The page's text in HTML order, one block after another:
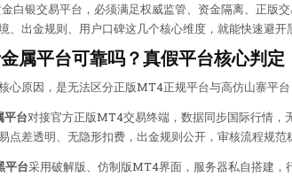
白银交易平台，必须满足权威监管、资金隔离、正版
、出金规则、用户口碑这几个核心维度，就能快速避开
属平台可靠吗？真假平台核心判定
心原因，是无法区分正版MT4正规平台与高仿山寨平
平台对接官方正版MT4交易终端，数据同步国际行情，
点差透明、无隐形扣费，出金规则公开，审核流程规范
平台采用破解版、仿制版MT4界面，服务器私自搭建